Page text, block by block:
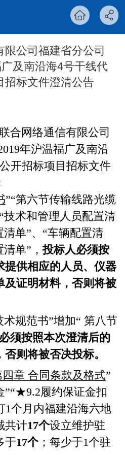
公司福建省分公司
及南沿海4号干线代
招标文件澄清公告
合网络通信有限公司
年沪温福广及南沿
开招标项目招标文件
”“第六节传输线路光缆
技术和管理人员配置清
单”、“车辆配置清
清单”，投标人必须按
提供相应的人员、仪器
及证明材料，否则将被
规范书”增加“ 第八节
须按照本次澄清后的
则将被否决投标。
四章 合同条款及格式”
”“★9.2履约保证金扣
1个月内福建沿海六地
共计17个设立维护驻
于17个；每少于1个驻